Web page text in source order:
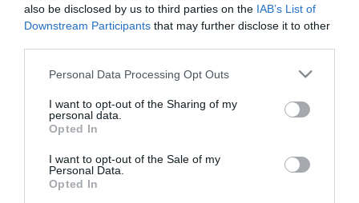
also be disclosed by us to third parties on the IAB’s List of
Downstream Participants that may further disclose it to other
Please note that this website/app uses one or more Google
not limited to your visit or usage behaviour. You may click to
grant or deny consent to Google and its third-party tags to
use your data for below specified purposes in below Google
consent section.
Personal Data Processing Opt Outs
I want to opt-out of the Sharing of my
personal data.
Opted In
I want to opt-out of the Sale of my
Personal Data.
Opted In
Στη σημερινή προπόνηση στο Αθλητικό Κέντρο της
Παιανίας, οι ποδοσφαιριστές του Παναθηναϊκού
πάνω στα τελειώματα των φάσεων με σέντρες και
Στη προπόνηση συμμετείχαν και οι Φέτσης, Λαντο
Φουσου και Σταμπολζίεφ ενώ ατομικό πρόγραμμα